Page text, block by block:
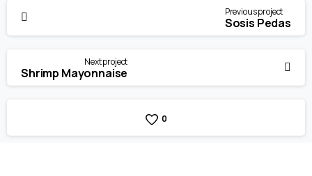
Reading
Previous project
Sosis Pedas
Next project
Shrimp Mayonnaise
0